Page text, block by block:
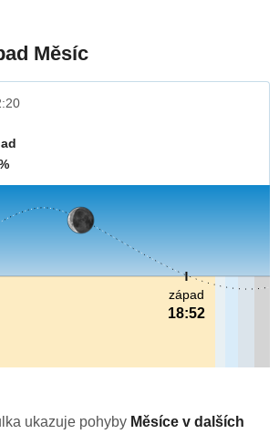
Měsíc
západ
18:52
ukazuje pohyby Měsíce v dalších